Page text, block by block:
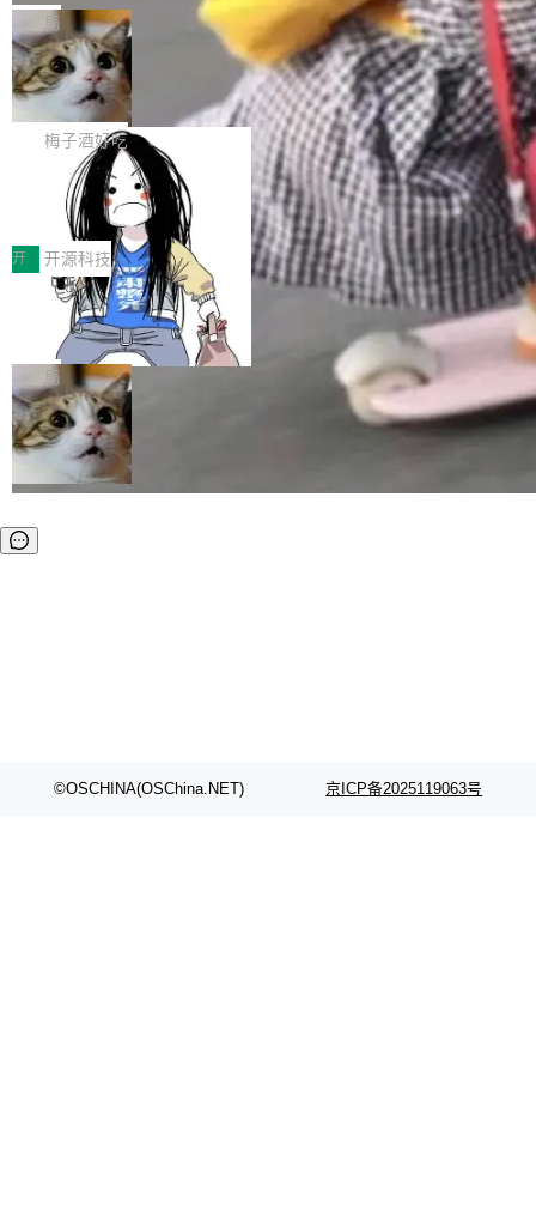
可控性和代码质量提出了更高要求。 首先是数据
安全与合规要求。对于大多数普通研发场景，公
有云模型能够满足快速试用和效率提升的需求。
但对于金融、能源、医疗等对数据安全要求较...
各业的Agent走向规模化建设，算力构成形态逐
渐丰富，用户关注的重点也在发生变化：不只是
让AI用起来，还要进一步看清混合算力时代下，
Token花在哪里、算力是否被充分利用，以及持
续增长的AI成本该如何优化。 深信服AI算力网关
正是围绕这些实际问题，从Token治理和成本治
理两个方面，让用户的每一份算力都看得清、管
得住、用得稳、省得下、更安全！ 一、从现在开
始，Token使用一目...
Bigtable 作者之一。TensorFlow 的作者之一。
Gemini 的架构师。Google 首席科学家。 Jeff D
ean 在 Google 工作了 27 年后，宣布离职。 他
不是一个人走。一同离开的还有 Sanjay Ghema
wat（Google 员工编号 23，Jeff Dean 二十多
年的编程搭档，MapReduce 和 Bigtable 的共同
作者）、Quoc Le（Google 大脑核心成员，Se
q2Seq 和 DocAI 的共同发明人）以及 Oriol Vin
yals（Gemini 联合负责人，AlphaSta...
局
🔥 SolonCode v2026.8.4 发布：界面
字体可调、22 种语言、记忆搜索增强
打开终端就能上岗的全中文编码智能体，这一轮
把「看得清、用母语、记得住」三件事一次补
齐。 SolonCode 是什么 SolonCode 是杭州无
耳科技研发的企业级终端编码智能体——一位全
中文驱动的数字员工，自主理解需求、规划步
骤、编写代码。不挑模型、不挑平台，curl 一行
装完即用。 开源地址：Gitee · GitCode · GitHu
b 安装 支持 Java 8+（8~26）、macOS / Linu
x / Windows / Harmony PC。 # macOS / Linu
x / Harmony PC curl -fsSL https://solon.noea
r.org/solon...
梅子酒好吃
让“代码语义理解”深度释放AI Coding
价值潜能：华为云码道（CodeArts）
代码仓技术解析
一、代码仓深度理解技术的作用与价值 在软件工
程实践中，代码仓是企业核心知识资产的主要载
体。企业级代码仓库通常包含数十万乃至数百万
个文件，其规模远超单次模型调用可承载的上下
文窗口。随着项目规模的持续扩张与代码历史的
不断累积，代码仓中的模块关系、接口契约、业
务逻辑等关键信息往往分散于数十乃至数百个文
件之中，形成高度复杂的知识关联网络。传统的
代码检索手段（如关键词匹配、目录遍历）仅能
在语法层面完成文本定位，难以触及代码的语义
理解大规模代码仓时面临显著"代码仓理解"瓶
开 开源科技
一条“删库”命令跑 17 小时，算法工程
师删光 89TB 数据只为干私活
最高人民检察院8月4日公布了一起案件：北京一
名90后算法工程师王某，为了给自己接的私活腾
服务器空间，删光了公司AI游戏部门的全部核心
数据。 王某2024年1月入职东城区某科技公司AI
短剧部门，有互联网大厂背景。在公司内部架构
调整期间，部门三次通知全员将数据从A集群迁
数据。2024年9月3日下午4点，他使用此前登录
局
©OSCHINA(OSChina.NET) 京ICP备2025119063号